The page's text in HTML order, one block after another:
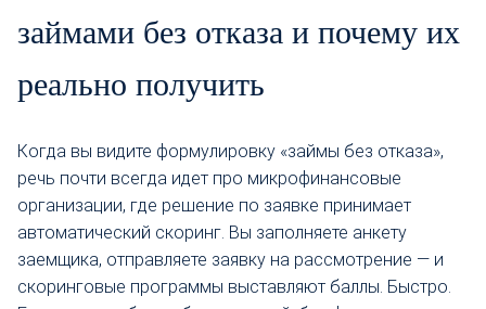
займами без отказа и почему их
реально получить
Когда вы видите формулировку «займы без отказа»,
речь почти всегда идет про микрофинансовые
организации, где решение по заявке принимает
автоматический скоринг. Вы заполняете анкету
заемщика, отправляете заявку на рассмотрение — и
скоринговые программы выставляют баллы. Быстро.